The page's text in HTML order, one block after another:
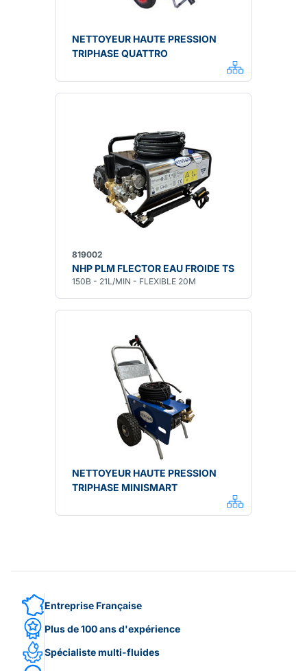
NETTOYEUR HAUTE PRESSION
TRIPHASE QUATTRO
819002
NHP PLM FLECTOR EAU FROIDE TS
150B - 21L/MIN - FLEXIBLE 20M
NETTOYEUR HAUTE PRESSION
TRIPHASE MINISMART
Entreprise Française
Plus de 100 ans d'expérience
Spécialiste multi-fluides